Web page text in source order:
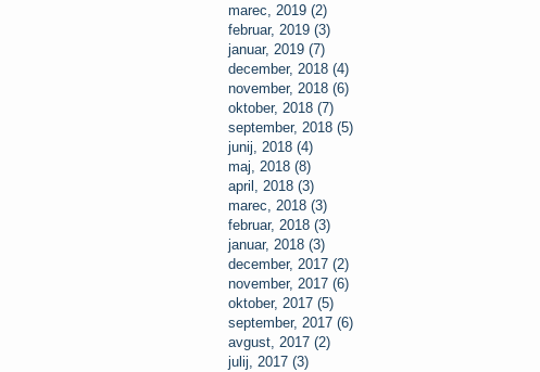
marec, 2019 (2)
februar, 2019 (3)
januar, 2019 (7)
december, 2018 (4)
november, 2018 (6)
oktober, 2018 (7)
september, 2018 (5)
junij, 2018 (4)
maj, 2018 (8)
april, 2018 (3)
marec, 2018 (3)
februar, 2018 (3)
januar, 2018 (3)
december, 2017 (2)
november, 2017 (6)
oktober, 2017 (5)
september, 2017 (6)
avgust, 2017 (2)
julij, 2017 (3)